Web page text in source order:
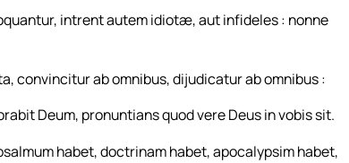
intrent autem idiotæ, aut infideles : nonne
convincitur ab omnibus, dijudicatur ab omnibus :
Deum, pronuntians quod vere Deus in vobis sit.
habet, doctrinam habet, apocalypsim habet,